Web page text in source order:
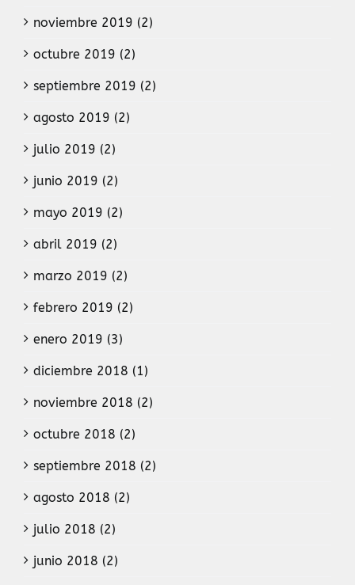
noviembre 2019 (2)
octubre 2019 (2)
septiembre 2019 (2)
agosto 2019 (2)
julio 2019 (2)
junio 2019 (2)
mayo 2019 (2)
abril 2019 (2)
marzo 2019 (2)
febrero 2019 (2)
enero 2019 (3)
diciembre 2018 (1)
noviembre 2018 (2)
octubre 2018 (2)
septiembre 2018 (2)
agosto 2018 (2)
julio 2018 (2)
junio 2018 (2)